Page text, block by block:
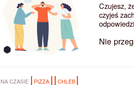
Czujesz,
czyjeś
Nie
NA CZASIE PIZZA CHLEB